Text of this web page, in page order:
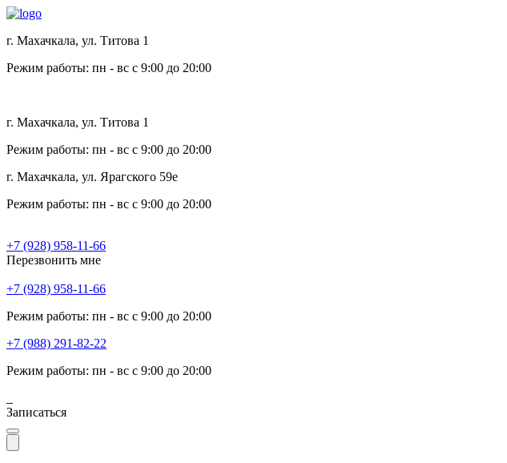
г. Махачкала, ул. Титова 1
Режим работы: пн - вс с 9:00 до 20:00
г. Махачкала, ул. Титова 1
Режим работы: пн - вс с 9:00 до 20:00
г. Махачкала, ул. Ярагского 59е
Режим работы: пн - вс с 9:00 до 20:00
+7 (928) 958-11-66
Перезвонить мне
+7 (928) 958-11-66
Режим работы: пн - вс с 9:00 до 20:00
+7 (988) 291-82-22
Режим работы: пн - вс с 9:00 до 20:00
Записаться